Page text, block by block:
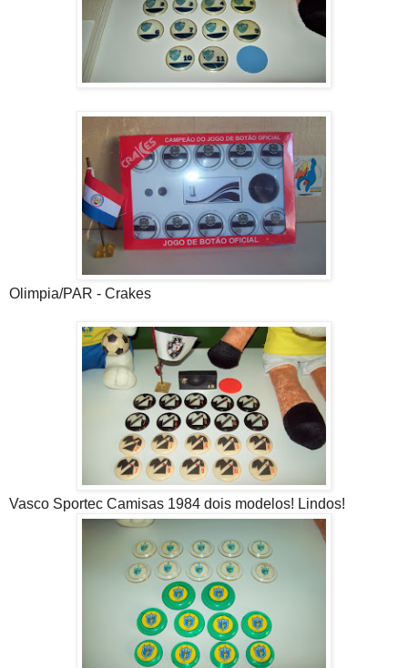
Olimpia/PAR - Crakes
Vasco Sportec Camisas 1984 dois modelos! Lindos!